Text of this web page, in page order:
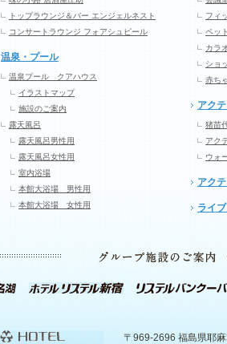
トップラウンジ＆バー エンジェルネスト
コンサートラウンジ フォアシュピール
温泉・プール
温泉プール クアハウス
イラストマップ
施設のご案内
露天風呂
露天風呂男性用
露天風呂女性用
室内浴場
本館大浴場 男性用
本館大浴場 女性用
フィ
ペッ
カラ
ショ
赤ち
アク
猪苗
アク
ウォ
アク
ライ
〒969-2696 福島県耶